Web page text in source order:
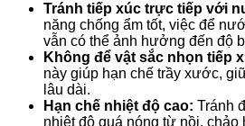
Tránh tiếp xúc trực tiếp với
năng chống ẩm tốt, việc để
vẫn có thể ảnh hưởng đến độ
Không để vật sắc nhọn tiếp
này giúp hạn chế trầy xước,
lâu dài.
Hạn chế nhiệt độ cao: Tránh
nhiệt độ quá nóng từ nồi, chảo